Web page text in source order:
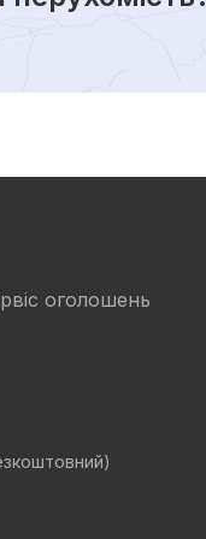
оголошень